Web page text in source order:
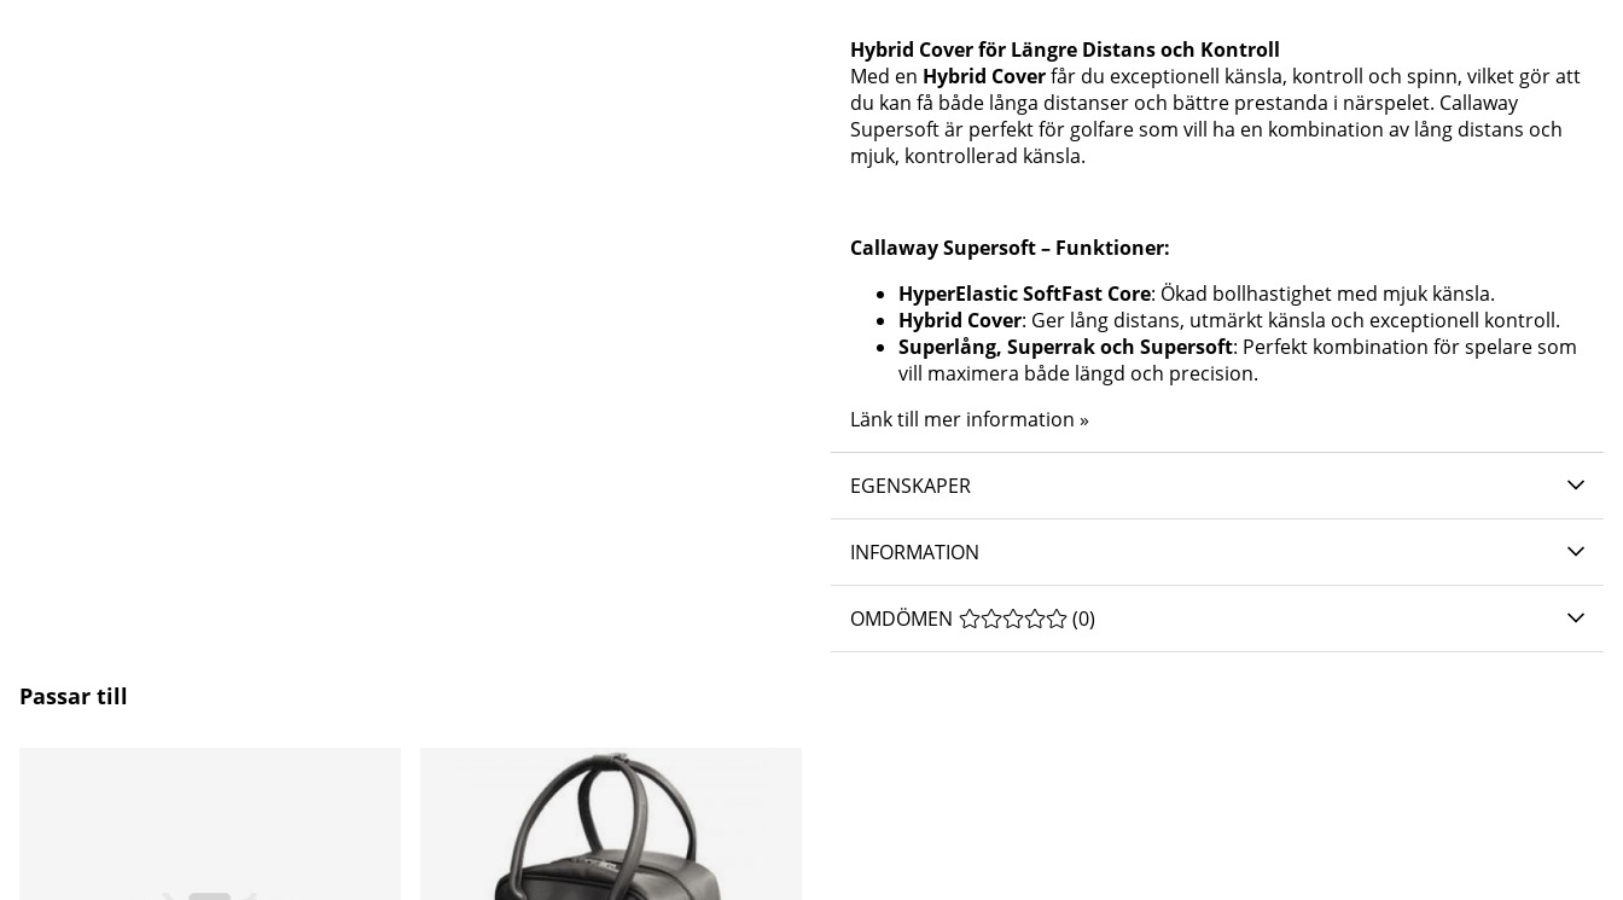
Hybrid Cover för Längre Distans och Kontroll
Med en Hybrid Coverfår du exceptionell känsla, kontroll och spinn, vilket gör att
du kan få både långa distanser och bättre prestanda i närspelet. Callaway
Supersoft är perfekt för golfare som vill ha en kombination av lång distans och
mjuk, kontrollerad känsla.
Callaway Supersoft – Funktioner:
HyperElastic SoftFast Core: Ökad bollhastighet med mjuk känsla.
Hybrid Cover: Ger lång distans, utmärkt känsla och exceptionell kontroll.
Superlång, Superrak och Supersoft: Perfekt kombination för spelare som
vill maximera både längd och precision.
Länk till mer information »
EGENSKAPER
INFORMATION
OMDÖMEN MEDELBETYG 0 AV 5 ANTAL BETYG 0
(0)
Passar till